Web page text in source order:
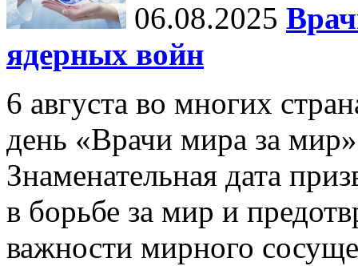
06.08.2025
ядерных войн
6 августа во многих
день «Врачи мира за
Знаменательная дата
в борьбе за мир и
важности мирного